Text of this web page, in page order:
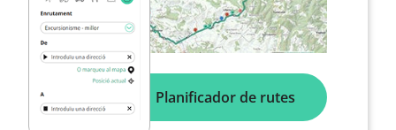
Planificador de rutes